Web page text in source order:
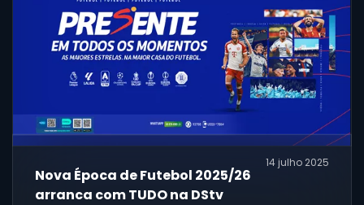
14 julho 2025
Nova Época de Futebol 2025/26
arranca com TUDO na DStv